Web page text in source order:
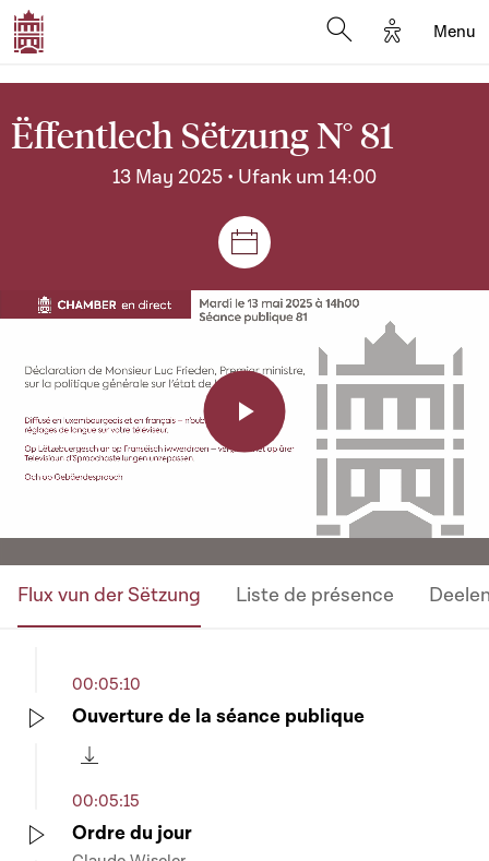
Options
Menu
Ëffentlech Sëtzung N° 81
13 May 2025 • Ufank um 14:00
Sëtzungen a Reuniounen
Play
Flux vun der Sëtzung Liste de présence
00:05:10
Ouverture de la séance publique
00:05:15
Ordre du jour